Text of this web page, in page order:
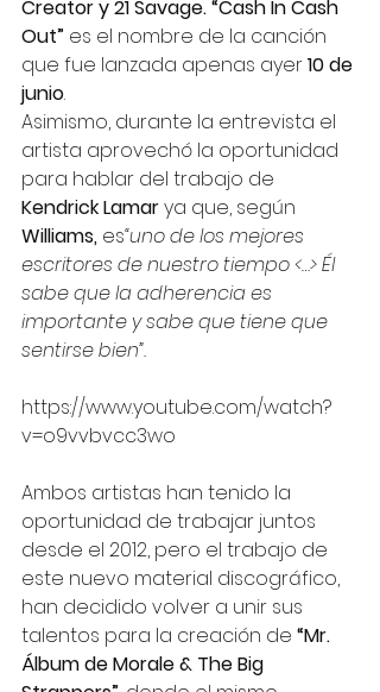
Creator y 21 Savage. “Cash In Cash
Out” es el nombre de la canción
que fue lanzada apenas ayer 10 de
junio.
Asimismo, durante la entrevista el
artista aprovechó la oportunidad
para hablar del trabajo de
Kendrick Lamar ya que, según
Williams, es“uno de los mejores
escritores de nuestro tiempo <…> Él
sabe que la adherencia es
importante y sabe que tiene que
sentirse bien”.
https://www.youtube.com/watch?
v=o9vvbvcc3wo
Ambos artistas han tenido la
oportunidad de trabajar juntos
desde el 2012, pero el trabajo de
este nuevo material discográfico,
han decidido volver a unir sus
talentos para la creación de “Mr.
Álbum de Morale & The Big